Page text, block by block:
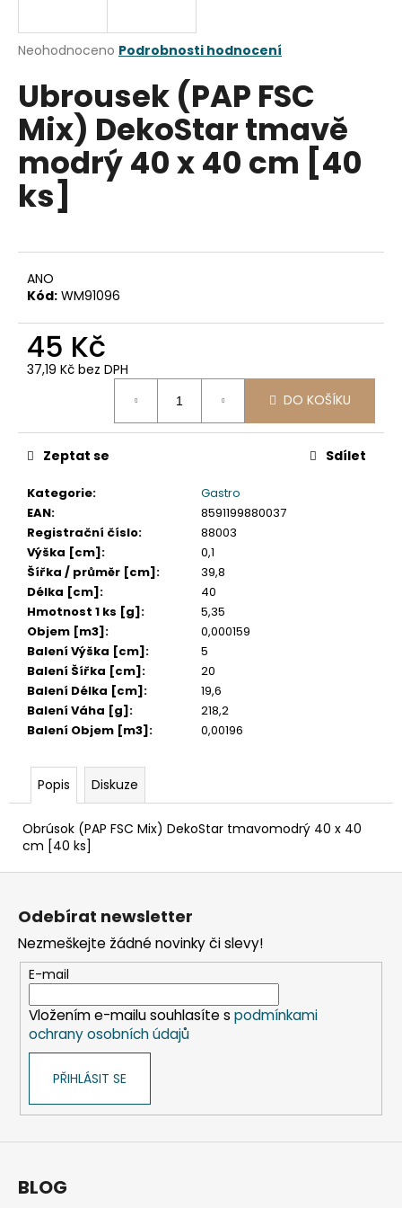
Průměrné
produktu
je
0,0
5
hvězdiček.
Neohodnoceno Podrobnosti hodnocení
Ubrousek (PAP FSC
Mix) DekoStar tmavě
modrý 40 x 40 cm [40
ks]
ANO
Kód: WM91096
45 Kč
37,19 Kč bez DPH
DO KOŠÍKU
Kategorie:
Gastro
EAN:
8591199880037
Registrační číslo:
88003
Výška [cm]:
0,1
Šířka / průměr [cm]:
39,8
Délka [cm]:
40
Hmotnost 1 ks [g]:
5,35
Objem [m3]:
0,000159
Balení Výška [cm]:
5
Balení Šířka [cm]:
20
Balení Délka [cm]:
19,6
Balení Váha [g]:
218,2
Balení Objem [m3]: 0,00196
Zeptat se Sdílet
Popis Diskuze
Obrúsok (PAP FSC Mix) DekoStar tmavomodrý 40 x 40
cm [40 ks]
j
t
?
D
o
p
o
e
m
e
VÍČKO
VYPOUKLÉ
(RPET)
OTVOREM
PRŮHLEDNÉ
Ø95MM
[50
KS]
48
Kč
Z
Odebírat newsletter
Nezmeškejte žádné novinky či slevy!
E-mail
Vložením e-mailu souhlasíte s podmínkami
ochrany osobních údajů
PŘIHLÁSIT SE
BLOG